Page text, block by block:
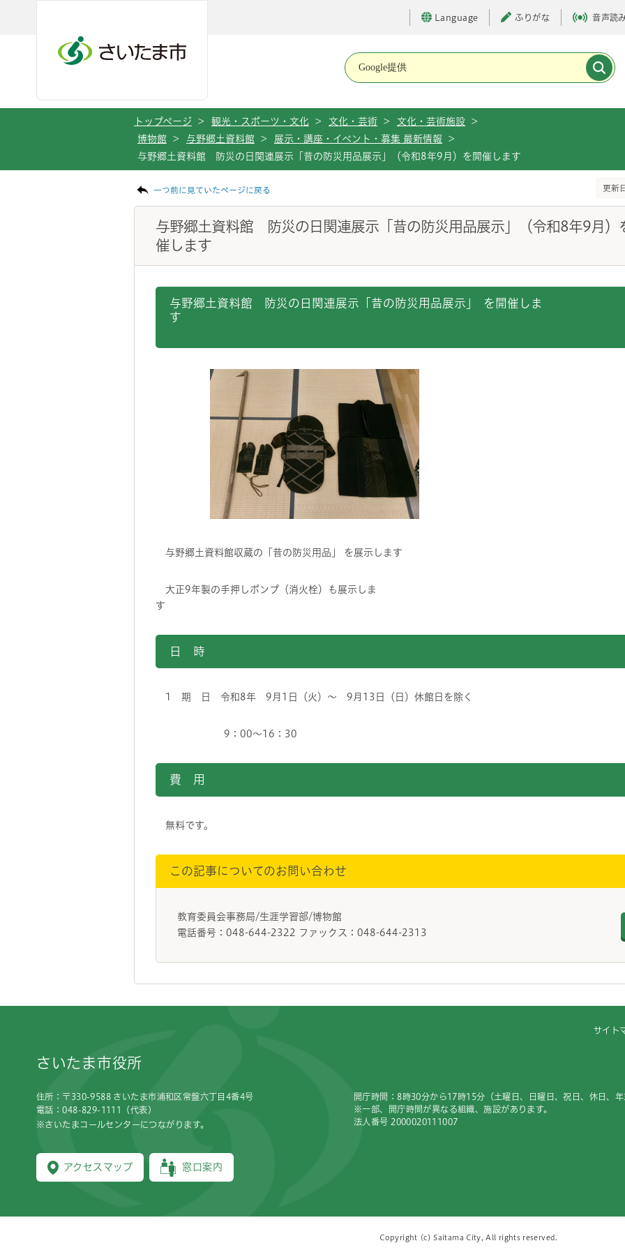
Language ふりがな 音声読
トップページ > 観光・スポーツ・文化 > 文化・芸術 > 文化・芸術施設
>
博物館
> 与野郷土資料館 > 展示・講座・イベント・募集 最新情報
>
与野郷土資料館 防災の日関連展示「昔の防災用品展示」（令和8年9月）を開催します
一つ前に見ていたページに戻る 更新
与野郷土資料館 防災の日関連展示「昔の防災用品展示」（令和8年9月）
催します
与野郷土資料館 防災の日関連展示「昔の防災用品展示」 を開催しま
与野郷土資料館収蔵の「昔の防災用品」 を展示します
大正9年製の手押しポンプ（消火栓）も展示しま
日 時
1 期 日 令和8年 9月1日（火）～ 9月13日（日）休館日を除く
9：00～16：30
費 用
無料です。
この記事についてのお問い合わせ
教育委員会事務局/生涯学習部/博物館
電話番号：048-644-2322 ファックス：048-644-2313
サイト
さいたま市役所
住所：〒330-9588 さいたま市浦和区常盤六丁目4番4号
電話：048-829-1111（代表）
※さいたまコールセンターにつながります。
アクセスマップ 窓口案内
開庁時間：8時30分から17時15分（土曜日、日曜日、祝日、休日、
※一部、開庁時間が異なる組織、施設があります。
法人番号 2000020111007
Copyright (c) Saitama City, All rights reserved.